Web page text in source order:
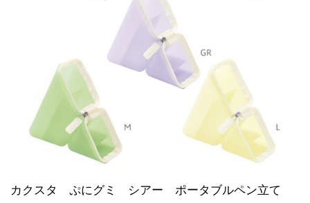
カクスタ ぷにグミ シアー ポータブルペン立て